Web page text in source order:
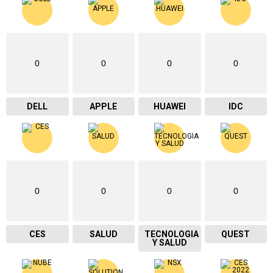
0
DELL
0
APPLE
0
HUAWEI
0
IDC
0
CES
0
SALUD
0
TECNOLOGIA
Y SALUD
0
QUEST